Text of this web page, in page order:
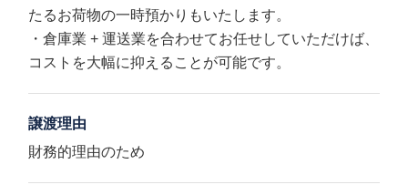
たるお荷物の一時預かりもいたします。
・倉庫業 + 運送業を合わせてお任せしていただけば、
コストを大幅に抑えることが可能です。
譲渡理由
財務的理由のため